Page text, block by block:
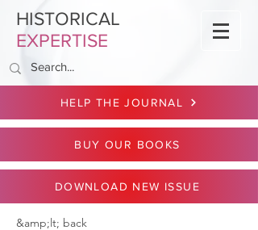
HISTORICAL
EXPERTISE
HELP THE JOURNAL
BUY OUR BOOKS
DOWNLOAD NEW ISSUE
&amp;lt; back